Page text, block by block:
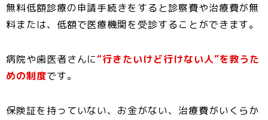
o
k
e
無料低額診療の申請手続きをすると診察費や治療費が無
料または、低額で医療機関を受診することができます。
病院や歯医者さんに“行きたいけど行けない人”を救うた
めの制度です。
保険証を持っていない、お金がない、治療費がいくらか